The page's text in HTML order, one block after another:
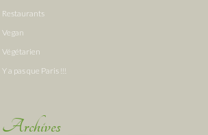
Restaurants
Vegan
Végétarien
Y a pas que Paris !!!
Archives